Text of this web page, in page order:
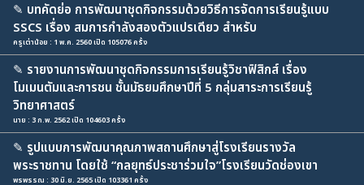
✎ บทคัดย่อ การพัฒนาชุดกิจกรรมด้วยวิธีการจัดการเรียนรู้แบบ
SSCS เรื่อง สมการกำลังสองตัวแปรเดียว สำหรับ
ครูเต่าน้อย : 1 พ.ค. 2560 เปิด 105076 ครั้ง
✎ รายงานการพัฒนาชุดกิจกรรมการเรียนรู้วิชาฟิสิกส์ เรื่อง
โมเมนตัมและการชน ชั้นมัธยมศึกษาปีที่ 5 กลุ่มสาระการเรียนรู้
วิทยาศาสตร์
นาย : 3 ก.พ. 2562 เปิด 104603 ครั้ง
✎ รูปแบบการพัฒนาคุณภาพสถานศึกษาสู่โรงเรียนรางวัล
พระราชทาน โดยใช้ “กลยุทธ์ประชาร่วมใจ”โรงเรียนวัดช่องเขา
พรพรรณ : 30 มิ.ย. 2565 เปิด 103361 ครั้ง